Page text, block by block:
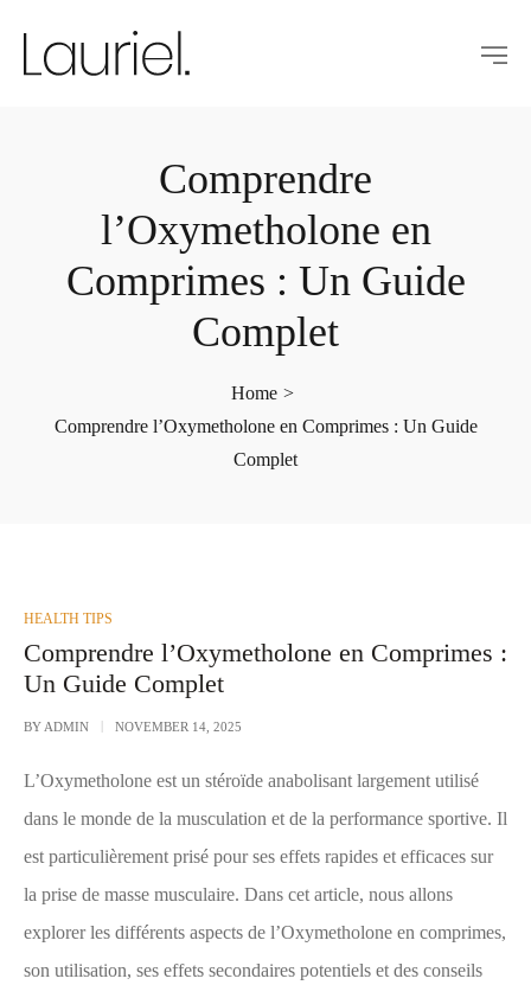
Comprendre
l’Oxymetholone en
Comprimes : Un Guide
Complet
Home >
Comprendre l’Oxymetholone en Comprimes : Un Guide
Complet
POSTED
IN
HEALTH TIPS
Comprendre l’Oxymetholone en Comprimes :
Un Guide Complet
BY ADMIN NOVEMBER 14, 2025
L’Oxymetholone est un stéroïde anabolisant largement utilisé
dans le monde de la musculation et de la performance sportive. Il
est particulièrement prisé pour ses effets rapides et efficaces sur
la prise de masse musculaire. Dans cet article, nous allons
explorer les différents aspects de l’Oxymetholone en comprimes,
son utilisation, ses effets secondaires potentiels et des conseils